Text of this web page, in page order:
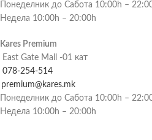
Понеделник до Сабота 10:00h –
Недела 10:00h – 20:00h
Kares Premium
East Gate Mall -01 кат
078-254-514
premium@kares.mk
Понеделник до Сабота 10:00h –
Недела 10:00h – 20:00h